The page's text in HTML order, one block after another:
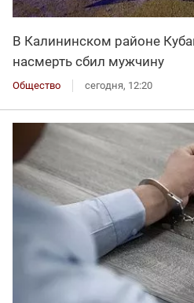
В Калининском районе
насмерть сбил мужчину
Общество сегодня, 12:20